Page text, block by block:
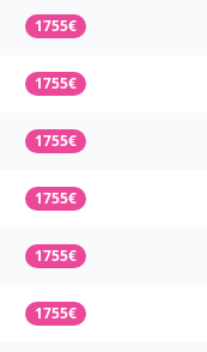
1755€
1755€
1755€
1755€
1755€
1755€